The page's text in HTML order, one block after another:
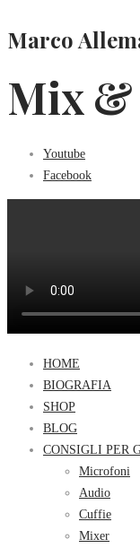
Marco
Mix
Youtube
Facebook
HOME
BIOGRAFIA
SHOP
BLOG
CONSIGLI PER
Microfoni
Audio
Cuffie
Mixer